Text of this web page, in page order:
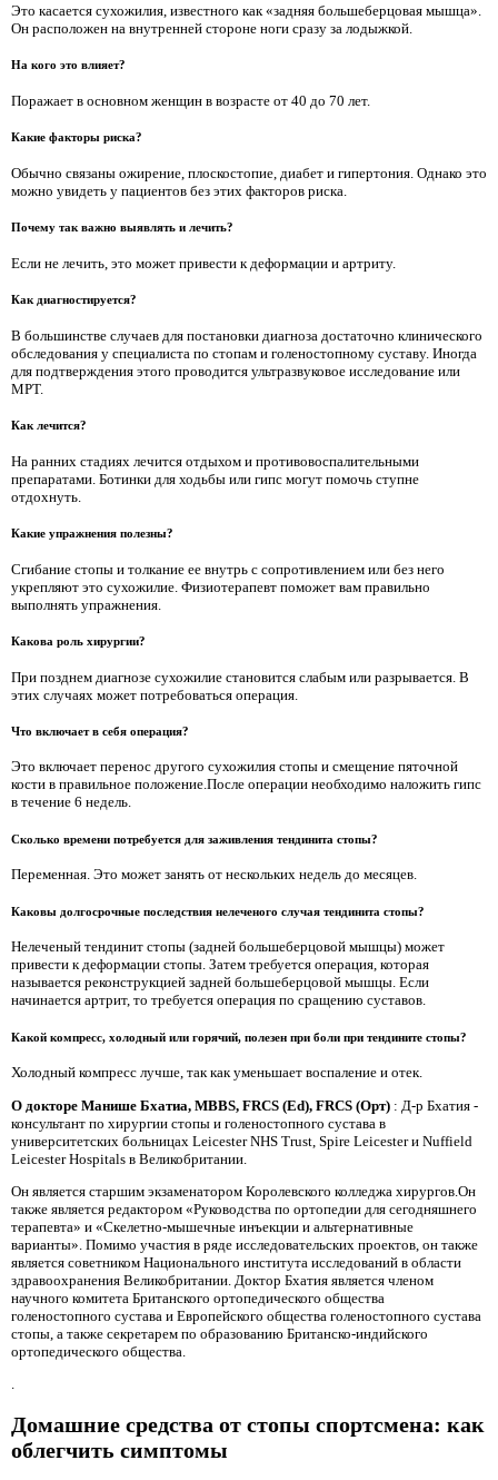
Это касается сухожилия, известного как «задняя большеберцовая мышца».
Он расположен на внутренней стороне ноги сразу за лодыжкой.
На кого это влияет?
Поражает в основном женщин в возрасте от 40 до 70 лет.
Какие факторы риска?
Обычно связаны ожирение, плоскостопие, диабет и гипертония. Однако это
можно увидеть у пациентов без этих факторов риска.
Почему так важно выявлять и лечить?
Если не лечить, это может привести к деформации и артриту.
Как диагностируется?
В большинстве случаев для постановки диагноза достаточно клинического
обследования у специалиста по стопам и голеностопному суставу. Иногда
для подтверждения этого проводится ультразвуковое исследование или
МРТ.
Как лечится?
На ранних стадиях лечится отдыхом и противовоспалительными
препаратами. Ботинки для ходьбы или гипс могут помочь ступне
отдохнуть.
Какие упражнения полезны?
Сгибание стопы и толкание ее внутрь с сопротивлением или без него
укрепляют это сухожилие. Физиотерапевт поможет вам правильно
выполнять упражнения.
Какова роль хирургии?
При позднем диагнозе сухожилие становится слабым или разрывается. В
этих случаях может потребоваться операция.
Что включает в себя операция?
Это включает перенос другого сухожилия стопы и смещение пяточной
кости в правильное положение.После операции необходимо наложить гипс
в течение 6 недель.
Сколько времени потребуется для заживления тендинита стопы?
Переменная. Это может занять от нескольких недель до месяцев.
Каковы долгосрочные последствия нелеченого случая тендинита стопы?
Нелеченый тендинит стопы (задней большеберцовой мышцы) может
привести к деформации стопы. Затем требуется операция, которая
называется реконструкцией задней большеберцовой мышцы. Если
начинается артрит, то требуется операция по сращению суставов.
Какой компресс, холодный или горячий, полезен при боли при тендините стопы?
Холодный компресс лучше, так как уменьшает воспаление и отек.
О докторе Манише Бхатиа, MBBS, FRCS (Ed), FRCS (Орт) : Д-р Бхатия -
консультант по хирургии стопы и голеностопного сустава в
университетских больницах Leicester NHS Trust, Spire Leicester и Nuffield
Leicester Hospitals в Великобритании.
Он является старшим экзаменатором Королевского колледжа хирургов.Он
также является редактором «Руководства по ортопедии для сегодняшнего
терапевта» и «Скелетно-мышечные инъекции и альтернативные
варианты». Помимо участия в ряде исследовательских проектов, он также
является советником Национального института исследований в области
здравоохранения Великобритании. Доктор Бхатия является членом
научного комитета Британского ортопедического общества
голеностопного сустава и Европейского общества голеностопного сустава
стопы, а также секретарем по образованию Британско-индийского
ортопедического общества.
.
Домашние средства от стопы спортсмена: как
облегчить симптомы